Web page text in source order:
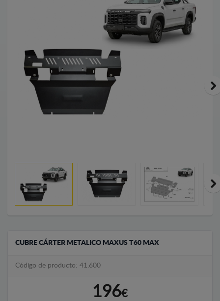
CUBRE CÁRTER METALICO MAXUS T60 MAX
Código de producto: 41.600
196€